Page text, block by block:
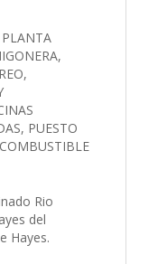
PUESTO
Rio
del
Hayes.